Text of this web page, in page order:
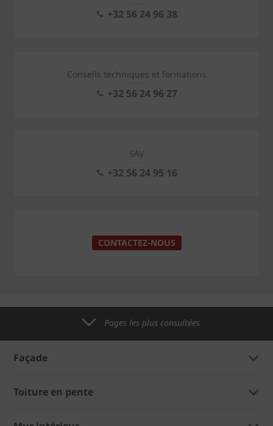
+32 56 24 96 38
Conseils techniques et formations
+32 56 24 96 27
SAV
+32 56 24 95 16
CONTACTEZ-NOUS
Pages les plus consultées
Façade
Toiture en pente